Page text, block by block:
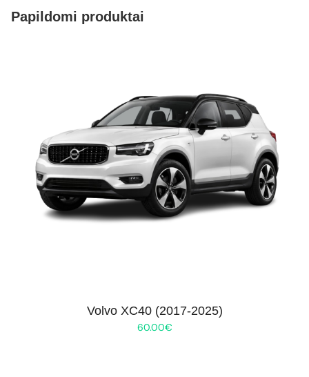
Papildomi produktai
Volvo XC40 (2017-2025)
60.00€